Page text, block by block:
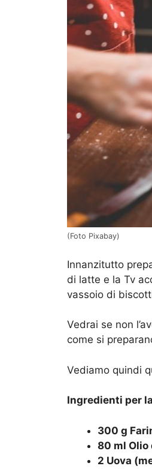
(Foto Pixabay)
Innanzitutto
di latte e la Tv
vassoio di
Vedrai se non
come si
Vediamo quindi
Ingredienti per
300 g
80 ml Olio
2 Uova